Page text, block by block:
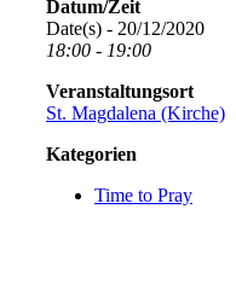
Datum/Zeit
Date(s) - 20/12/2020
18:00 - 19:00
Veranstaltungsort
St. Magdalena (Kirche)
Kategorien
Time to Pray